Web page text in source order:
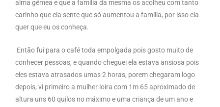
alma gêmea e que a família da mesma os acolheu com tanto
carinho que ela sente que só aumentou a família, por isso ela
quer que eu os conheça.
Então fui para o café toda empolgada pois gosto muito de
conhecer pessoas, e quando cheguei ela estava ansiosa pois
eles estava atrasados umas 2 horas, porem chegaram logo
depois, vi primeiro a mulher loira com 1m 65 aproximado de
altura uns 60 quilos no máximo e uma criança de um ano e